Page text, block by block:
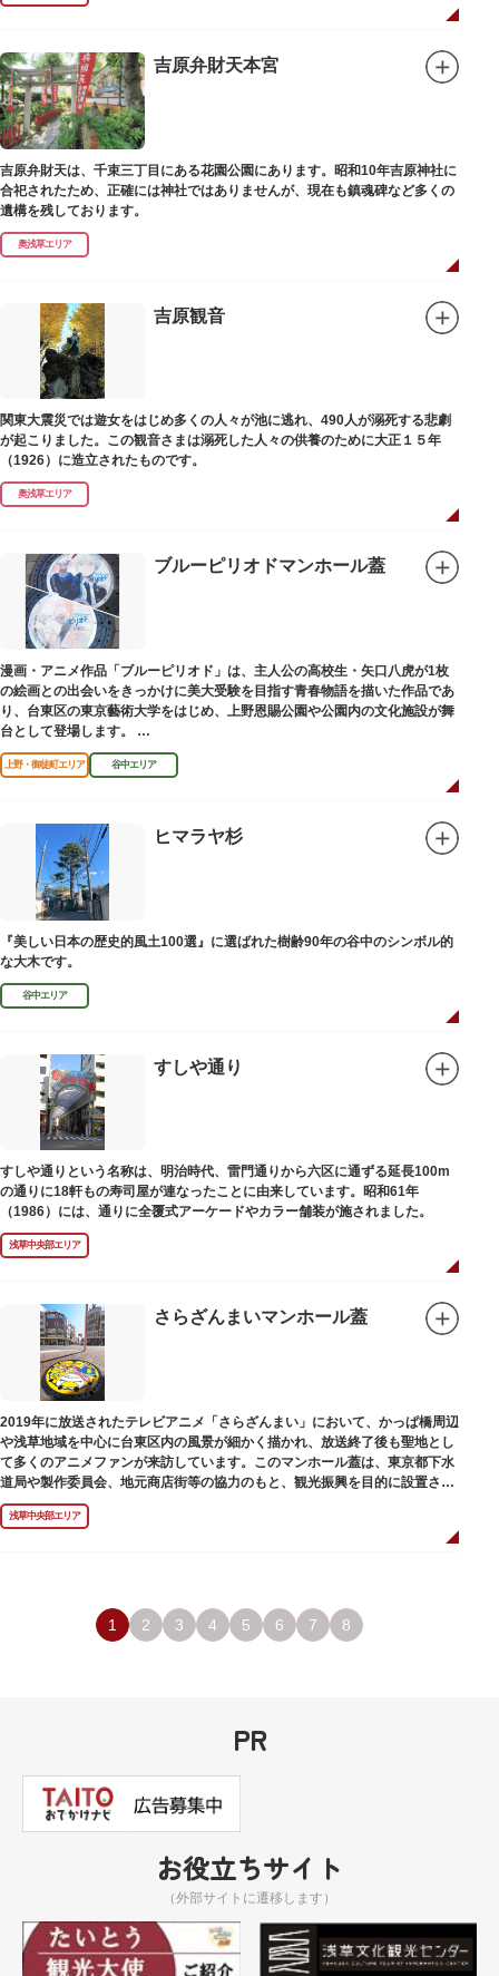
吉原弁財天本宮
吉原弁財天は、千束三丁目にある花園公園にあります。昭和10年吉原神社に
合祀されたため、正確には神社ではありませんが、現在も鎮魂碑など多くの
遺構を残しております。
奥浅草エリア
吉原観音
関東大震災では遊女をはじめ多くの人々が池に逃れ、490人が溺死する悲劇
が起こりました。この観音さまは溺死した人々の供養のために大正１５年
（1926）に造立されたものです。
奥浅草エリア
ブルーピリオドマンホール蓋
漫画・アニメ作品「ブルーピリオド」は、主人公の高校生・矢口八虎が1枚
の絵画との出会いをきっかけに美大受験を目指す青春物語を描いた作品であ
り、台東区の東京藝術大学をはじめ、上野恩賜公園や公園内の文化施設が舞
台として登場します。
区にゆかりのある本作品を通して、新たな観光スポット創出による誘客促進
と区内観光客の回遊性向上を図るため、こちらのマンホール蓋を設置しまし
設置年月日：令和4年3月1日
上野・御徒町エリア 谷中エリア
ヒマラヤ杉
『美しい日本の歴史的風土100選』に選ばれた樹齢90年の谷中のシンボル的
な大木です。
谷中エリア
すしや通り
すしや通りという名称は、明治時代、雷門通りから六区に通ずる延長100m
の通りに18軒もの寿司屋が連なったことに由来しています。昭和61年
（1986）には、通りに全覆式アーケードやカラー舗装が施されました。
浅草中央部エリア
さらざんまいマンホール蓋
2019年に放送されたテレビアニメ「さらざんまい」において、かっぱ橋周辺
や浅草地域を中心に台東区内の風景が細かく描かれ、放送終了後も聖地とし
て多くのアニメファンが来訪しています。このマンホール蓋は、東京都下水
道局や製作委員会、地元商店街等の協力のもと、観光振興を目的に設置され
ました。
描かれているのは、主人公である矢逆一稀、久慈悠、陣内燕太の3人が、か
っぱ橋に封印されていた謎のカッパ型生命体“ケッピ”によって河童の姿に変
浅草中央部エリア
1 2 3 4 5 6 7 8
PR
お役立ちサイト
（外部サイトに遷移します）